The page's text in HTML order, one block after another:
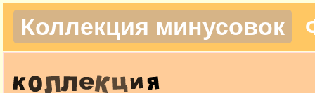
Коллекция минусовок